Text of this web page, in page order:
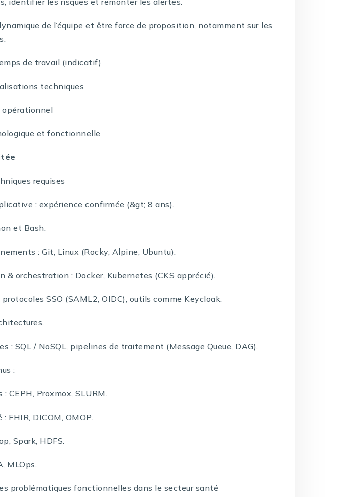
de l’équipe et être force de proposition, notamment sur les
de travail (indicatif)
techniques
opérationnel
et fonctionnelle
requises
: expérience confirmée (&gt; 8 ans).
et Bash.
: Git, Linux (Rocky, Alpine, Ubuntu).
& orchestration : Docker, Kubernetes (CKS apprécié).
SSO (SAML2, OIDC), outils comme Keycloak.
: SQL / NoSQL, pipelines de traitement (Message Queue, DAG).
:
CEPH, Proxmox, SLURM.
FHIR, DICOM, OMOP.
Spark, HDFS.
MLOps.
problématiques fonctionnelles dans le secteur santé